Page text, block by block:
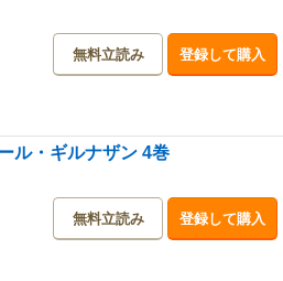
無料立読み 登録して購入
ル・ギルナザン 4巻
無料立読み 登録して購入